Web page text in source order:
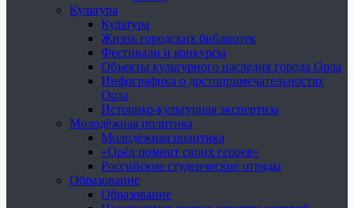
Культура
Культура
Жизнь городских библиотек
Фестивали и конкурсы
Объекты культурного наследия города Орла
Инфографика о достопримечательностях
Орла
Историко-культурная экспертиза
Молодёжная политика
Молодёжная политика
«Орёл помнит своих героев»
Российские студенческие отряды
Образование
Образование